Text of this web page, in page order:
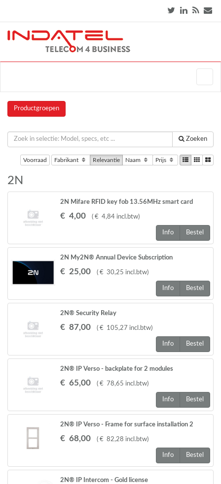
Productgroepen
Zoeken
Voorraad Fabrikant Relevantie Naam Prijs
2N
2N Mifare RFID key fob 13.56MHz smart card
€ 4,00 ( € 4,84 incl.btw)
Info Bestel
2N My2N® Annual Device Subscription
€ 25,00 ( € 30,25 incl.btw)
Info Bestel
2N® Security Relay
€ 87,00 ( € 105,27 incl.btw)
Info Bestel
2N® IP Verso - backplate for 2 modules
€ 65,00 ( € 78,65 incl.btw)
Info Bestel
2N® IP Verso - Frame for surface installation 2
€ 68,00 ( € 82,28 incl.btw)
Info Bestel
2N® IP Intercom - Gold license